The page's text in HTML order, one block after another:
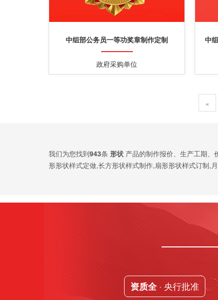
中组部公务员一等功奖章制作定制
政府采购单位
中
«
我们为您找到943条 形状 产品的制作报价、生产工期
形形状样式定做,长方形状样式制作,扇形形状样式订制,
资质全· 央行批准